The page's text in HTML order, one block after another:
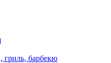
гриль, барбекю